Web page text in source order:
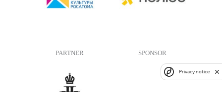
PARTNER SPONSOR
Privacy notice